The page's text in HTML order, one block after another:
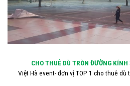
CHO THUÊ DÙ TRÒN ĐƯỜNG
Việt Hà event- đơn vị TOP 1 cho thuê dù